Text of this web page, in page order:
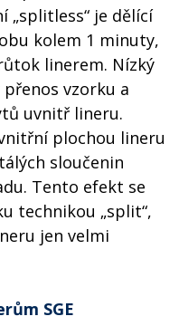
„splitless“ je dělící
kolem 1 minuty,
linerem. Nízký
vzorku a
uvnitř lineru.
plochou lineru
sloučenin
Tento efekt se
technikou „split“,
jen velmi
SGE